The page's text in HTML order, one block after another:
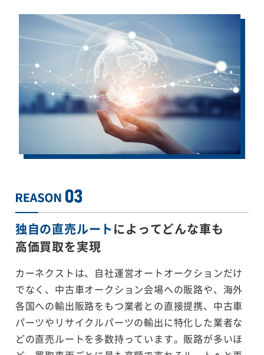
独自の直売ルートによってどんな車も
高価買取を実現
カーネクストは、自社運営オートオークションだけ
でなく、中古車オークション会場への販路や、海外
各国への輸出販路をもつ業者との直接提携、中古車
パーツやリサイクルパーツの輸出に特化した業者な
どの直売ルートを多数持っています。販路が多いほ